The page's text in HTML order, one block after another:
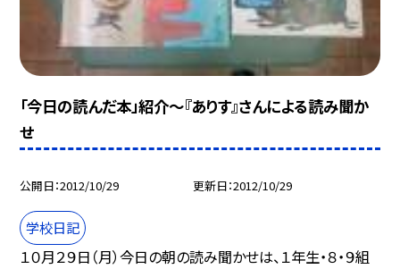
「今日の読んだ本」紹介〜『ありす』さんによる読み聞か
せ
公開日 2012/10/29 更新日 2012/10/29
学校日記
１０月２９日（月）今日の朝の読み聞かせは、１年生・８・９組